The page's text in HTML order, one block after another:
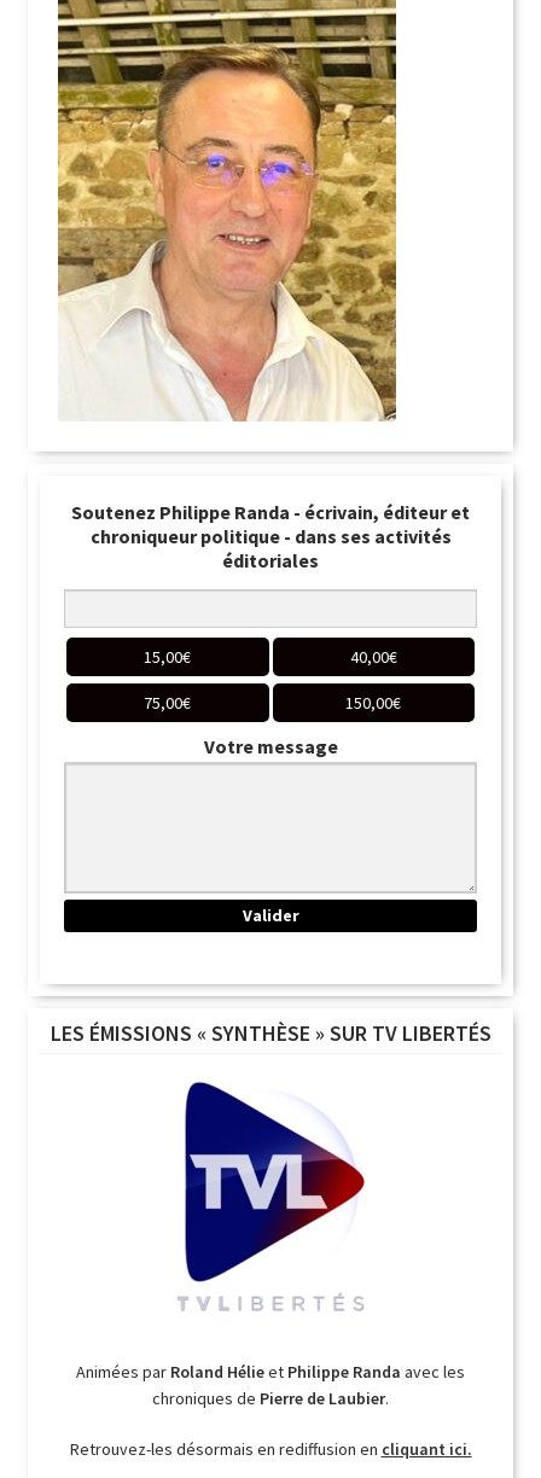
Soutenez Philippe Randa - écrivain, éditeur et
chroniqueur politique - dans ses activités
éditoriales
15,00€ 40,00€
75,00€ 150,00€
Votre message
LES ÉMISSIONS « SYNTHÈSE » SUR TV LIBERTÉS
Animées par Roland Hélieet Philippe Randa avec les
chroniques de Pierre de Laubier.
Retrouvez-les désormais en rediffusion en cliquant ici.